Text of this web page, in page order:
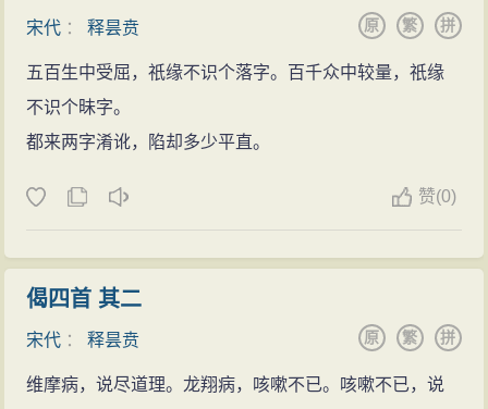
宋代 ：释昙贲 拼
繁
原
五百生中受屈，祇缘不识个落字。百千众中较量，祇缘
不识个昧字。
都来两字淆讹，陷却多少平直。
赞(0)
偈四首 其二
宋代 ：释昙贲 拼
繁
原
维摩病，说尽道理。龙翔病，咳嗽不已。咳嗽不已，说